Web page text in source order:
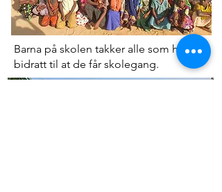
Barna på skolen takker alle som har
bidratt til at de får skolegang.